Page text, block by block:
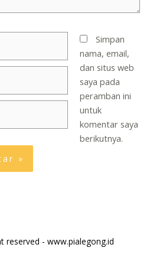
Simpan
nama, email,
dan situs web
saya pada
peramban ini
untuk
komentar saya
berikutnya.
reserved - www.pialegong.id